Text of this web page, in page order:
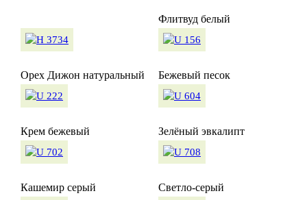
Флитвуд белый
Орех Дижон натуральный Бежевый песок
Крем бежевый Зелёный эвкалипт
Кашемир серый Светло-серый